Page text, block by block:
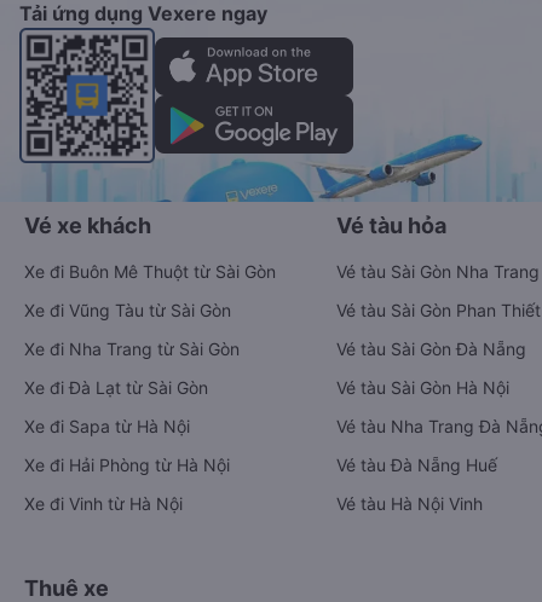
Tải ứng dụng Vexere ngay
Vé xe khách
Xe đi Buôn Mê Thuột từ Sài Gòn
Xe đi Vũng Tàu từ Sài Gòn
Xe đi Nha Trang từ Sài Gòn
Xe đi Đà Lạt từ Sài Gòn
Xe đi Sapa từ Hà Nội
Xe đi Hải Phòng từ Hà Nội
Xe đi Vinh từ Hà Nội
Vé tàu hỏa
Vé tàu Sài Gòn Nha Trang
Vé tàu Sài Gòn Phan Thiết
Vé tàu Sài Gòn Đà Nẵng
Vé tàu Sài Gòn Hà Nội
Vé tàu Nha Trang Đà
Vé tàu Đà Nẵng Huế
Vé tàu Hà Nội Vinh
Thuê xe